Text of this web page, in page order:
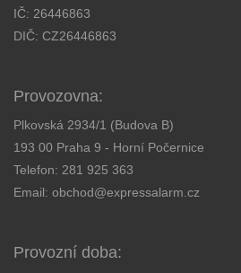
IČ: 26446863
DIČ: CZ26446863
Provozovna:
Plkovská 2934/1 (Budova B)
193 00 Praha 9 - Horní Počernice
Telefon: 281 925 363
Email: obchod@expressalarm.cz
Provozní doba: